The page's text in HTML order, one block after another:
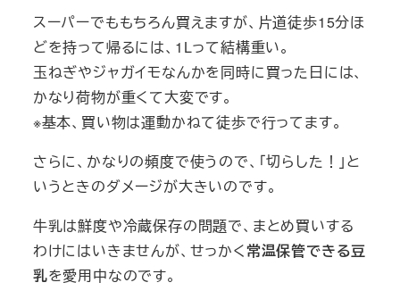
スーパーでももちろん買えますが、片道徒歩15分ほ
どを持って帰るには、1Lって結構重い。
玉ねぎやジャガイモなんかを同時に買った日には、
かなり荷物が重くて大変です。
※基本、買い物は運動かねて徒歩で行ってます。
さらに、かなりの頻度で使うので、「切らした！」と
いうときのダメージが大きいのです。
牛乳は鮮度や冷蔵保存の問題で、まとめ買いする
わけにはいきませんが、せっかく常温保管できる豆
乳を愛用中なのです。